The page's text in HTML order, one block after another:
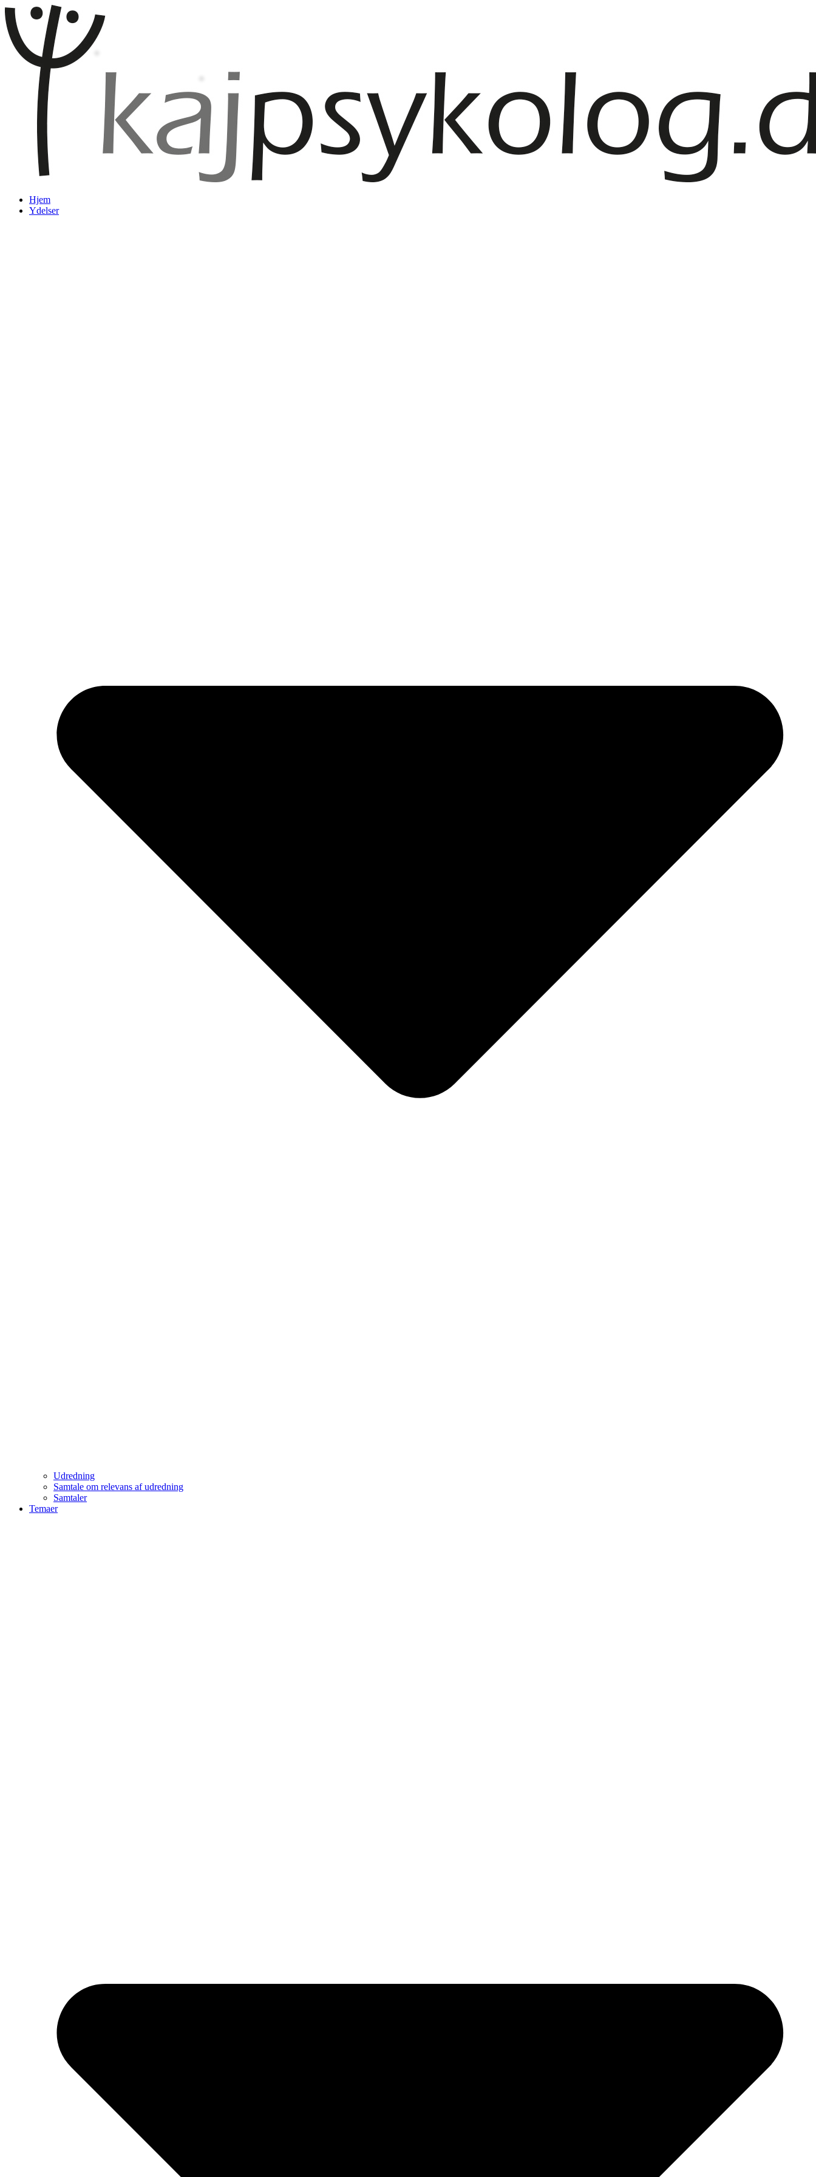
Videre
til
indhold
Hjem
Ydelser
Udredning
Samtale om relevans af udredning
Samtaler
Temaer